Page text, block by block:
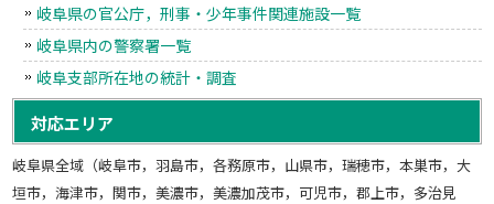
岐阜県の官公庁，刑事・少年事件関連施設一覧
岐阜県内の警察署一覧
岐阜支部所在地の統計・調査
対応エリア
岐阜県全域（岐阜市，羽島市，各務原市，山県市，瑞穂市，本巣市，大
垣市，海津市，関市，美濃市，美濃加茂市，可児市，郡上市，多治見